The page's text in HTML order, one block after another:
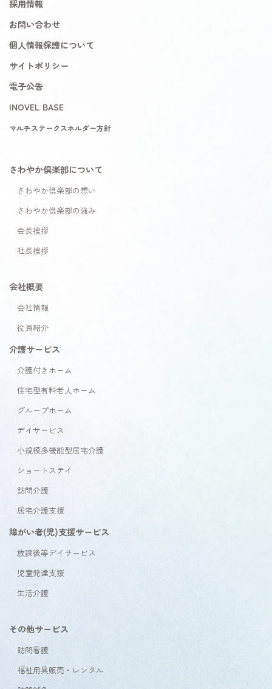
採用情報
お問い合わせ
個人情報保護について
サイトポリシー
電子公告
INOVEL BASE
マルチステークスホルダー方針
さわやか倶楽部について
さわやか倶楽部の想い
さわやか倶楽部の強み
会長挨拶
社長挨拶
会社概要
会社情報
役員紹介
介護サービス
介護付きホーム
住宅型有料老人ホーム
グループホーム
デイサービス
小規模多機能型居宅介護
ショートステイ
訪問介護
居宅介護支援
障がい者(児)支援サービス
放課後等デイサービス
児童発達支援
生活介護
その他サービス
訪問看護
福祉用具販売・レンタル